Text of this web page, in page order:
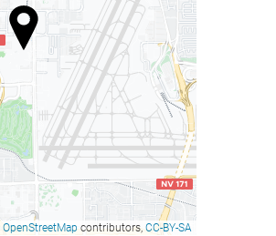
OpenStreetMap contributors, CC-BY-SA